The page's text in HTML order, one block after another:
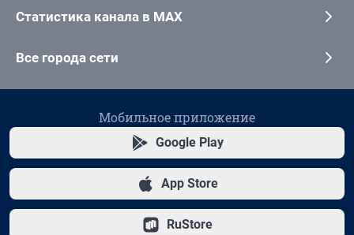
Статистика канала в MAX
Все города сети
Мобильное приложение
Google Play
App Store
RuStore